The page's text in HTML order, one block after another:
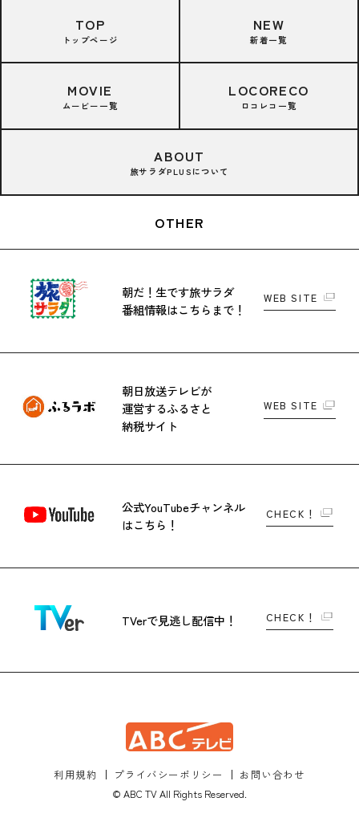
TOP
トップページ
NEW
新着一覧
MOVIE
ムービー一覧
LOCORECO
ロコレコ一覧
ABOUT
旅サラダPLUSについて
OTHER
朝だ！生です旅サラダ
番組情報はこちらまで！
WEB SITE
朝日放送テレビが
運営するふるさと
納税サイト
WEB SITE
公式YouTubeチャンネル
はこちら！
CHECK！
TVerで見逃し配信中！ CHECK！
利用規約 プライバシーポリシー
お問い合わせ
© ABC TV All Rights Reserved.